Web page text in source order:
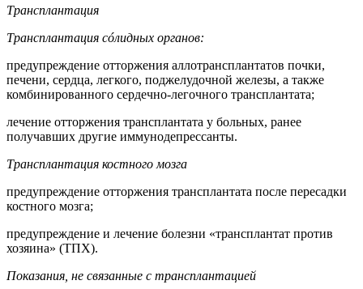
Трансплантация
Трансплантация сóлидных органов:
предупреждение отторжения аллотрансплантатов почки,
печени, сердца, легкого, поджелудочной железы, а также
комбинированного сердечно-легочного трансплантата;
лечение отторжения трансплантата у больных, ранее
получавших другие иммунодепрессанты.
Трансплантация костного мозга
предупреждение отторжения трансплантата после пересадки
костного мозга;
предупреждение и лечение болезни «трансплантат против
хозяина» (ТПХ).
Показания, не связанные с трансплантацией